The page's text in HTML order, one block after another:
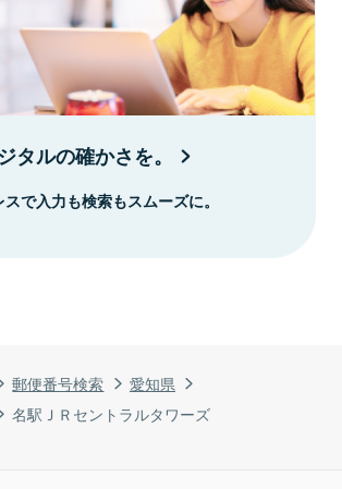
郵便番号検索
愛知県
名駅ＪＲセントラルタワーズ
タルの確かさを。
で入力も検索もスムーズに。